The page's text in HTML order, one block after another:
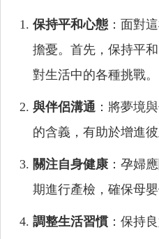
保持平和心態 ：面對
擔憂。首先，保持平
對生活中的各種挑戰。
與伴侶溝通 ：將夢境
的含義，有助於增進
關注自身健康：孕婦
期進行產檢，確保母嬰
調整生活習慣 ：保持